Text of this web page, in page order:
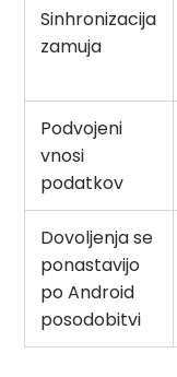
Sinhronizacija
zamuja
Podvojeni
vnosi
podatkov
Dovoljenja se
ponastavijo
po Android
posodobitvi